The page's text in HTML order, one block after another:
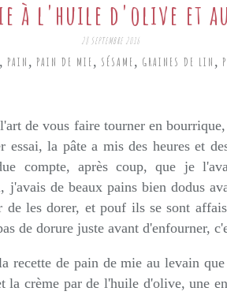
à l'huile d'olive et
28 SEPTEMBRE 2016
, PAIN , PAIN DE MIE, SÉSAME, GRAINES DE LIN ,
de vous faire tourner en
essai, la pâte a mis des heures et
compte, après coup, que je
j'avais de beaux pains bien dodus
les dorer, et pouf ils se sont
de dorure juste avant d'enfourner,
recette de pain de mie au levain
la crème par de l'huile d'olive, une